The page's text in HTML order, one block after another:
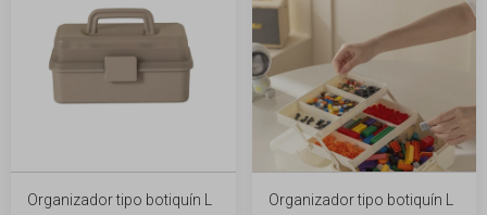
Organizador tipo botiquín L
Organizador tipo botiquín L